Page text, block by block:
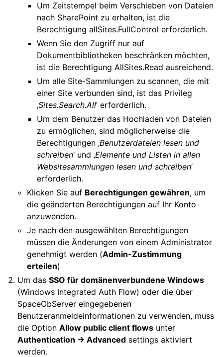
Um Zeitstempel beim Verschieben von Dateien
nach SharePoint zu erhalten, ist die
Berechtigung allSites.FullControl erforderlich.
Wenn Sie den Zugriff nur auf
Dokumentbibliotheken beschränken möchten,
ist die Berechtigung AllSites.Read ausreichend.
Um alle Site-Sammlungen zu scannen, die mit
einer Site verbunden sind, ist das Privileg
‚Sites.Search.All‘ erforderlich.
Um dem Benutzer das Hochladen von Dateien
zu ermöglichen, sind möglicherweise die
Berechtigungen ‚Benutzerdateien lesen und
schreiben‘ und ‚Elemente und Listen in allen
Websitesammlungen lesen und schreiben‘
erforderlich.
Klicken Sie auf Berechtigungen gewähren, um
die geänderten Berechtigungen auf Ihr Konto
anzuwenden.
Je nach den ausgewählten Berechtigungen
müssen die Änderungen von einem Administrator
genehmigt werden (Admin-Zustimmung
erteilen)
Um dasSSO für domänenverbundene Windows
(Windows Integrated Auth Flow) oder die über
SpaceObServer eingegebenen
Benutzeranmeldeinformationen zu verwenden, muss
die OptionAllow public client flows unter
Authentication -> Advanced settings aktiviert
werden.